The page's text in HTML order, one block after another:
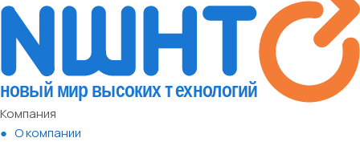
Компания
О компании